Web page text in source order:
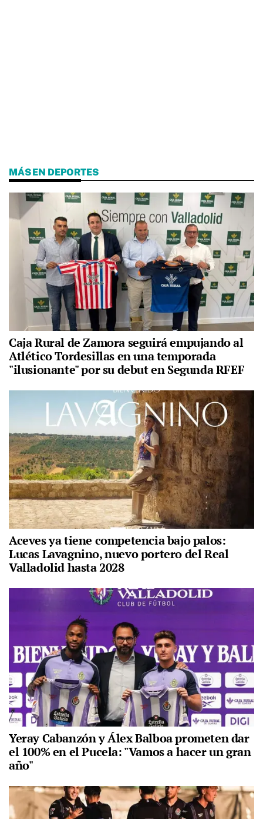
MÁS EN DEPORTES
Caja Rural de Zamora seguirá empujando al
Atlético Tordesillas en una temporada
"ilusionante" por su debut en Segunda RFEF
Aceves ya tiene competencia bajo palos:
Lucas Lavagnino, nuevo portero del Real
Valladolid hasta 2028
Yeray Cabanzón y Álex Balboa prometen dar
el 100% en el Pucela: "Vamos a hacer un gran
año"